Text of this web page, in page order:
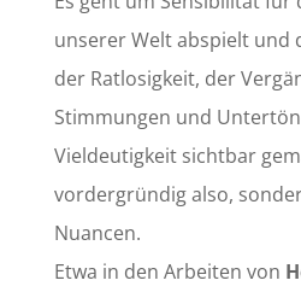
unserer Welt abspielt und
der Ratlosigkeit, der
Stimmungen und
Vieldeutigkeit sichtbar
vordergründig also,
Nuancen.
Etwa in den Arbeiten von